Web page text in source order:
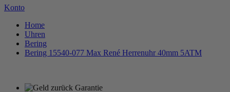
Konto
Home
Uhren
Bering
Bering 15540-077 Max René Herrenuhr 40mm 5ATM